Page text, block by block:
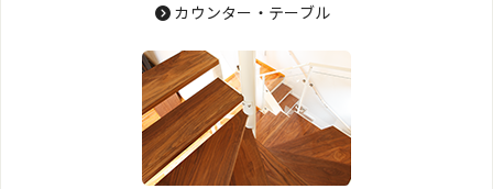
カウンター・テーブル